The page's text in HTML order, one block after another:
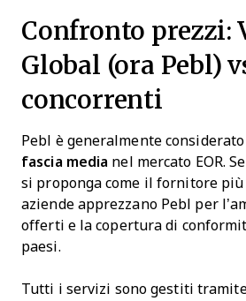
Confronto prezzi:
Global (ora Pebl)
concorrenti
Pebl è generalmente considerato
fascia media nel mercato EOR.
si proponga come il fornitore più
aziende apprezzano Pebl per
offerti e la copertura di
paesi.
Tutti i servizi sono gestiti